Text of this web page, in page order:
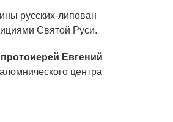
русских-липован
Святой Руси.
протоиерей Евгений
центра